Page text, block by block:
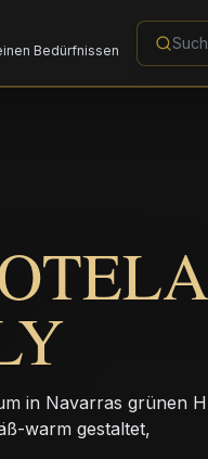
Bedürfnissen
in Navarras grünen
warm gestaltet,